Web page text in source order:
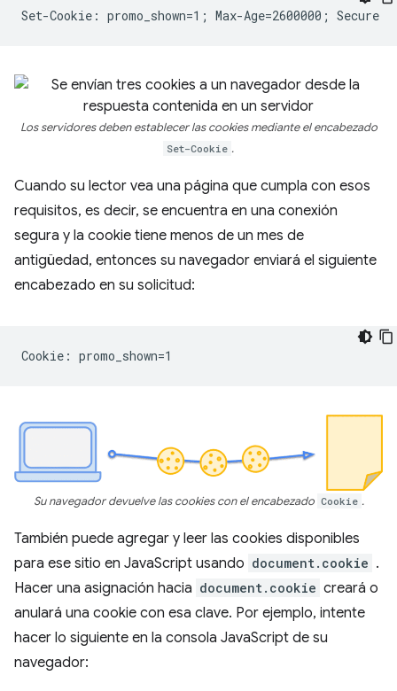
Los servidores deben establecer las cookies mediante el encabezado
Set-Cookie .
Cuando su lector vea una página que cumpla con esos
requisitos, es decir, se encuentra en una conexión
segura y la cookie tiene menos de un mes de
antigüedad, entonces su navegador enviará el siguiente
encabezado en su solicitud:
Su navegador devuelve las cookies con el encabezado Cookie .
También puede agregar y leer las cookies disponibles
para ese sitio en JavaScript usando document.cookie .
Hacer una asignación hacia document.cookie creará o
anulará una cookie con esa clave. Por ejemplo, intente
hacer lo siguiente en la consola JavaScript de su
navegador: